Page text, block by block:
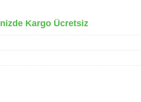
Kargo Ücretsiz